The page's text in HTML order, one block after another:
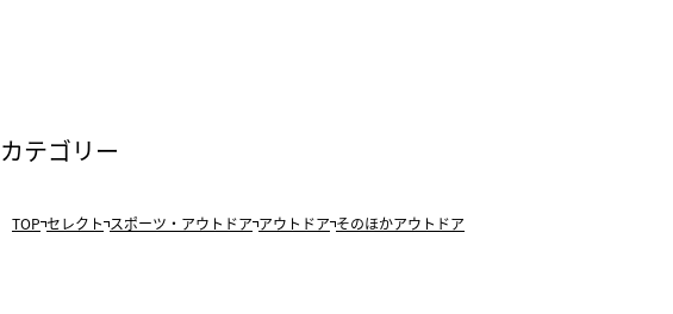
カテゴリー
TOP セレクト スポーツ・アウトドア アウトドア そのほかアウトドア